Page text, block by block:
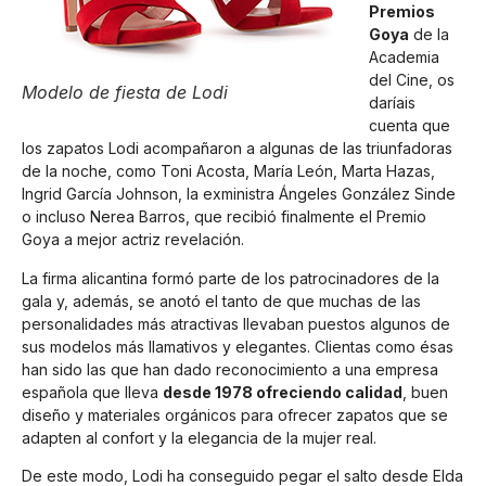
Modelo de fiesta de Lodi
Premios
Goya de la
Academia
del Cine, os
daríais
cuenta que
los zapatos Lodi acompañaron a algunas de las triunfadoras
de la noche, como Toni Acosta, María León, Marta Hazas,
Ingrid García Johnson, la exministra Ángeles González Sinde
o incluso Nerea Barros, que recibió finalmente el Premio
Goya a mejor actriz revelación.
La firma alicantina formó parte de los patrocinadores de la
gala y, además, se anotó el tanto de que muchas de las
personalidades más atractivas llevaban puestos algunos de
sus modelos más llamativos y elegantes. Clientas como ésas
han sido las que han dado reconocimiento a una empresa
española que lleva desde 1978 ofreciendo calidad , buen
diseño y materiales orgánicos para ofrecer zapatos que se
adapten al confort y la elegancia de la mujer real.
De este modo, Lodi ha conseguido pegar el salto desde Elda